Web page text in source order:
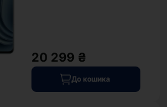
20 299 ₴
До кошика